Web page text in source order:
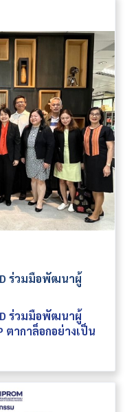
ร่วมมือพัฒนาผู้
ร่วมมือพัฒนาผู้
ตากาล็อกอย่างเป็น